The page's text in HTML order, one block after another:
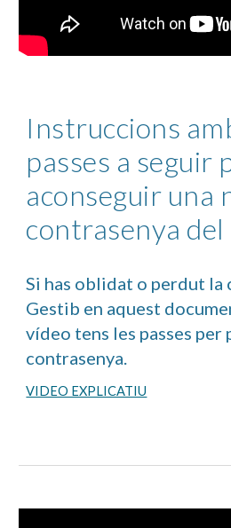
Instruccions
passes a seguir
aconseguir una
contrasenya del
Si has oblidat o perdut la
Gestib en aquest
vídeo tens les passes
contrasenya.
VIDEO EXPLICATIU